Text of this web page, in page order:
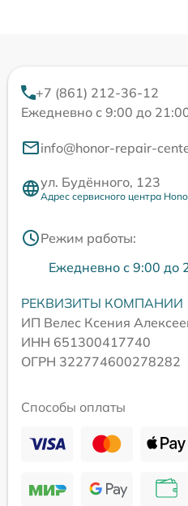
+7 (861) 212-36-12
Ежедневно с 9:00 до
info@honor-repair-
ул. Будённого, 123
Адрес сервисного центра
Режим работы:
Ежедневно с 9:00 до
РЕКВИЗИТЫ КОМПАНИИ
ИП Велес Ксения
ИНН 651300417740
ОГРН 322774600278282
Способы оплаты